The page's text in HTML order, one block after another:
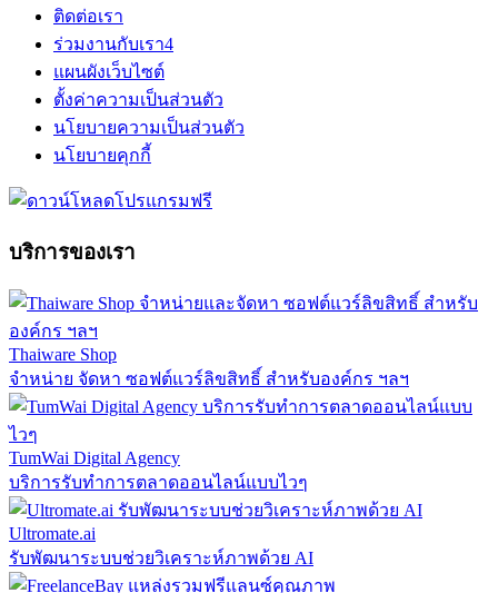
ติดต่อเรา
ร่วมงานกับเรา4
แผนผังเว็บไซต์
ตั้งค่าความเป็นส่วนตัว
นโยบายความเป็นส่วนตัว
นโยบายคุกกี้
บริการของเรา
Thaiware Shop
จำหน่าย จัดหา ซอฟต์แวร์ลิขสิทธิ์ สำหรับองค์กร ฯลฯ
TumWai Digital Agency
บริการรับทำการตลาดออนไลน์แบบไวๆ
Ultromate.ai
รับพัฒนาระบบช่วยวิเคราะห์ภาพด้วย AI